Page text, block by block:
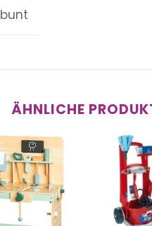
bunt
ÄHNLICHE